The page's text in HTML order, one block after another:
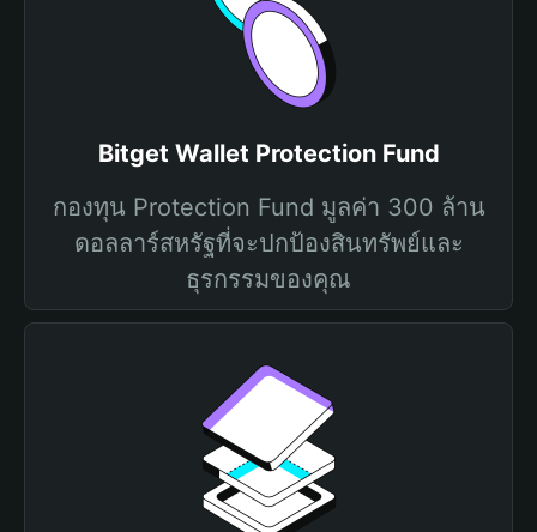
Bitget Wallet Protection Fund
กองทุน Protection Fund มูลค่า 300 ล้าน
ดอลลาร์สหรัฐที่จะปกป้องสินทรัพย์และ
ธุรกรรมของคุณ